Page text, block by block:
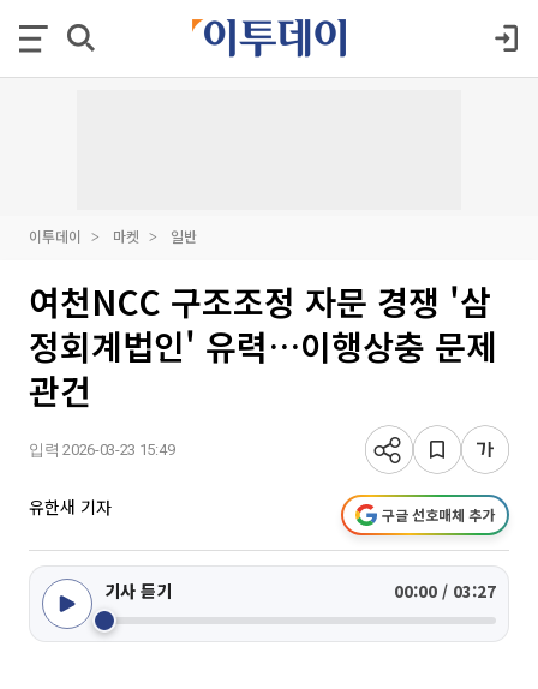
이투데이 마켓 일반
여천NCC 구조조정 자문 경쟁 '삼
정회계법인' 유력…이행상충 문제
관건
입력 2026-03-23 15:49
유한새 기자 구글 선호매체 추가
기사 듣기 00:00 / 03:27